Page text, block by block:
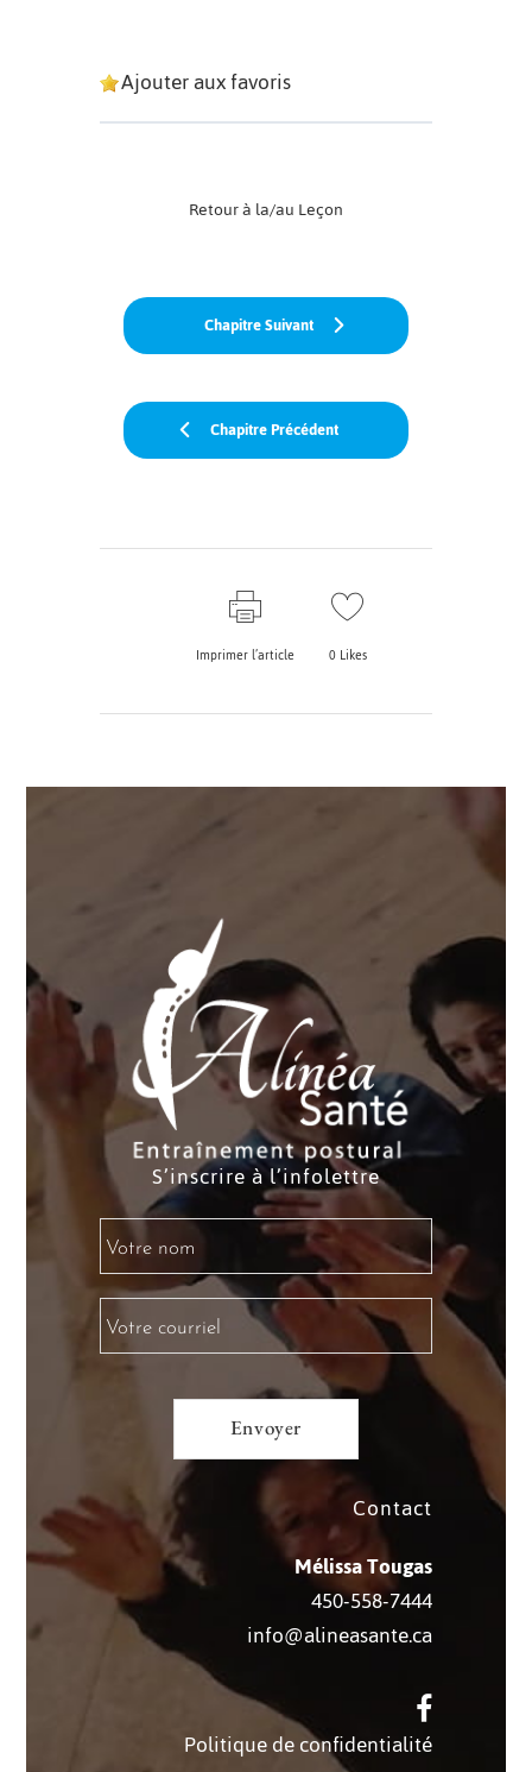
Ajouter aux favoris
Chapitre Précédent
Retour à la/au Leçon
Chapitre Suivant
Imprimer l’article 0Likes
S’inscrire à l’infolettre
Contact
Mélissa Tougas
450-558-7444
info@alineasante.ca
Politique de confidentialité